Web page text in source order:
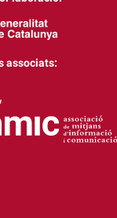
associats: